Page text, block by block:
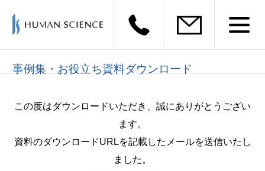
事例集・お役立ち資料ダウンロード
この度はダウンロードいただき、誠にありがとうござい
ます。
資料のダウンロードURLを記載したメールを送信いたし
ました。